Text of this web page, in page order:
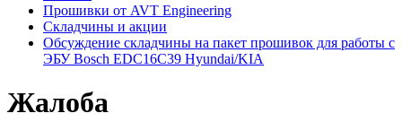
Прошивки от AVT Engineering
Складчины и акции
Обсуждение складчины на пакет прошивок для работы с
ЭБУ Bosch EDC16C39 Hyundai/KIA
Жалоба